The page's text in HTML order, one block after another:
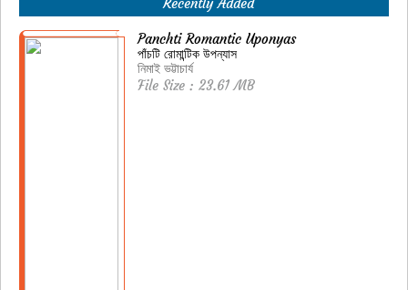
Panchti Romantic Uponyas
পাঁচটি রোমান্টিক উপন্যাস
নিমাই ভট্টাচার্য
File Size : 23.61 MB